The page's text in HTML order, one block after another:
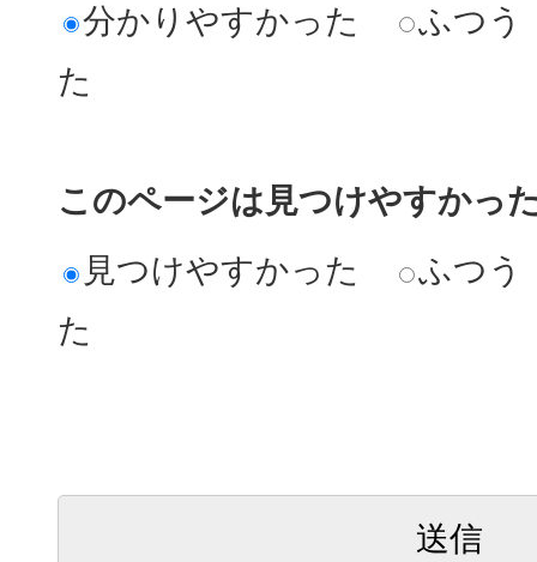
分かりやすかった
ふつう
た
このページは見つけやすかっ
見つけやすかった
ふつう
た